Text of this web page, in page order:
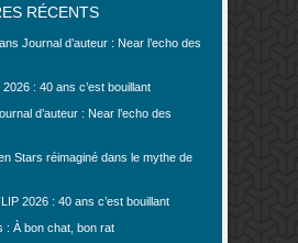
RÉCENTS
Journal d’auteur : Near l’echo des
2026 : 40 ans c’est bouillant
d’auteur : Near l’echo des
Stars réimaginé dans le mythe de
2026 : 40 ans c’est bouillant
: À bon chat, bon rat